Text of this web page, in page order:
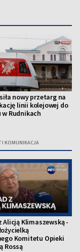
nowy przetarg na
linii kolejowej do
Rudnikach
I KOMUNIKACJA
Alicją Klimaszewską -
Komitetu Opieki
Rossą